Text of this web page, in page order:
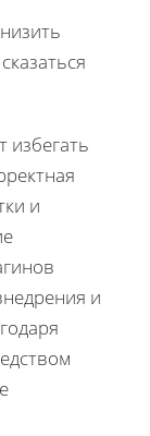
избегать
и
и